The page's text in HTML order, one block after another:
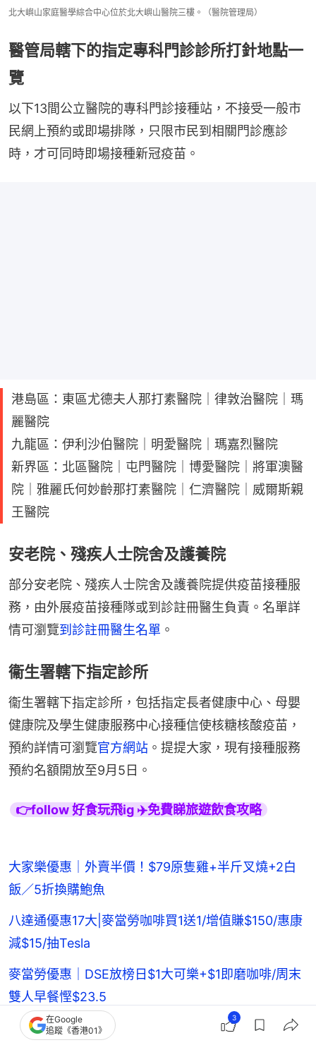
北大嶼山家庭醫學綜合中心位於北大嶼山醫院三樓。（醫院管理局）
醫管局轄下的指定專科門診診所打針地點一
覽
以下13間公立醫院的專科門診接種站，不接受一般市
民網上預約或即場排隊，只限市民到相關門診應診
時，才可同時即場接種新冠疫苗。
港島區：東區尤德夫人那打素醫院｜律敦治醫院｜瑪
麗醫院
九龍區：伊利沙伯醫院｜明愛醫院｜瑪嘉烈醫院
新界區：北區醫院｜屯門醫院｜博愛醫院｜將軍澳醫
院｜雅麗氏何妙齡那打素醫院｜仁濟醫院｜威爾斯親
王醫院
安老院、殘疾人士院舍及護養院
部分安老院、殘疾人士院舍及護養院提供疫苗接種服
務，由外展疫苗接種隊或到診註冊醫生負責。名單詳
情可瀏覽到診註冊醫生名單 。
衞生署轄下指定診所
衞生署轄下指定診所，包括指定長者健康中心、母嬰
健康院及學生健康服務中心接種信使核糖核酸疫苗，
預約詳情可瀏覽官方網站 。提提大家，現有接種服務
預約名額開放至9月5日。
👉follow 好食玩飛ig ✈️免費睇旅遊飲食攻略
大家樂優惠｜外賣半價！$79原隻雞+半斤叉燒+2白
飯／5折換購鮑魚
八達通優惠17大|麥當勞咖啡買1送1/增值賺$150/惠康
減$15/抽Tesla
麥當勞優惠｜DSE放榜日$1大可樂+$1即磨咖啡/周末
雙人早餐慳$23.5
美心優惠｜燒味優惠低至5折！原隻豉香雞$63包斬＋
在Google
追蹤《香港01》
3